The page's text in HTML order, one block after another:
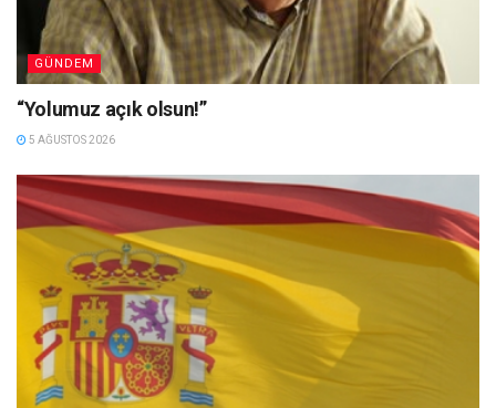
GÜNDEM
“Yolumuz açık olsun!”
5 AĞUSTOS 2026